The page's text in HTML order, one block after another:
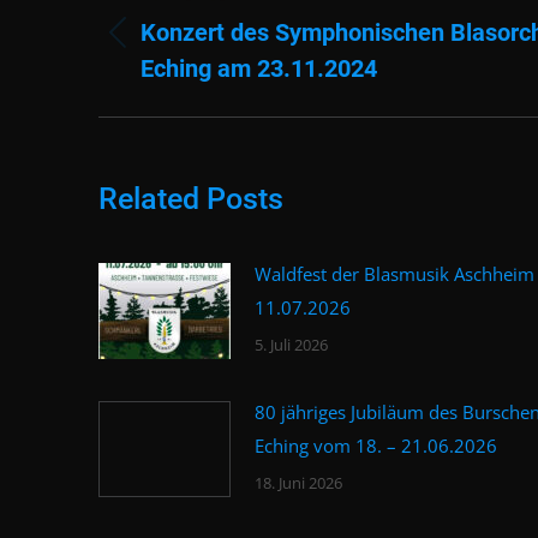
Vorheriger
Beitrag:
Konzert des Symphonischen
Eching am 23.11.2024
Related Posts
Waldfest der Blasmusik
11.07.2026
5. Juli 2026
80 jähriges Jubiläum des
Eching vom 18. – 21.06.2026
18. Juni 2026